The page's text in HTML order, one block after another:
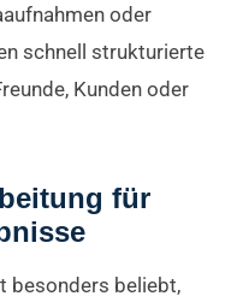
oder
schnell strukturierte
Kunden oder
für
besonders beliebt,